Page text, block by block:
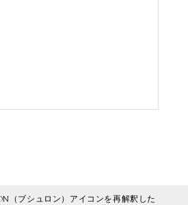
（ブシュロン）アイコンを再解釈した